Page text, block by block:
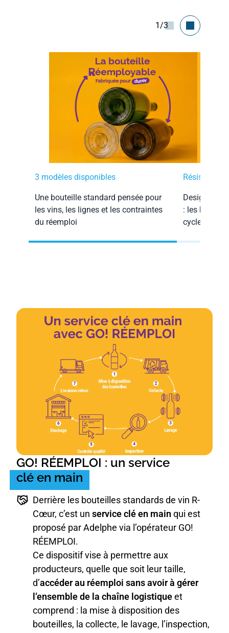
3 modèles disponibles
Une bouteille standard pensée pour
les vins, les lignes et les contraintes
du réemploi
Résistantes
Design,
: les
cycles de
1/3
GO! RÉEMPLOI : un service
clé en main
Derrière les bouteilles standards de vin R-
Cœur, c’est un service clé en main qui est
proposé par Adelphe via l’opérateur GO!
RÉEMPLOI.
Ce dispositif vise à permettre aux
producteurs, quelle que soit leur taille,
d’accéder au réemploi sans avoir à gérer
l’ensemble de la chaîne logistiqueet
comprend : la mise à disposition des
bouteilles, la collecte, le lavage, l’inspection,